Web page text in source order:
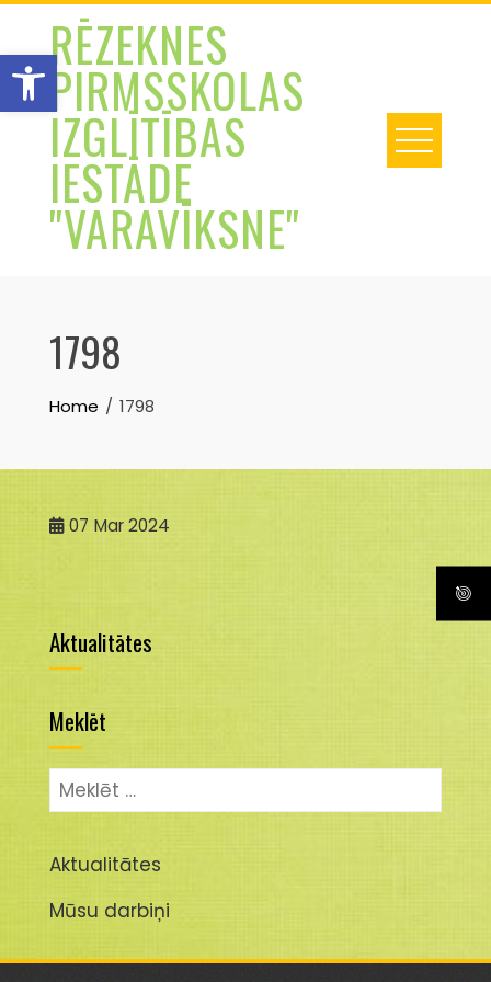
Open toolbar
Skip
contentRĒZEKNES
PIRMSSKOLAS
IZGLĪTĪBAS
IESTĀDE
"VARAVĪKSNE"
1798
Home 1798
07 Mar 2024
Aktualitātes
Meklēt
Meklēt:
Aktualitātes
Mūsu darbiņi